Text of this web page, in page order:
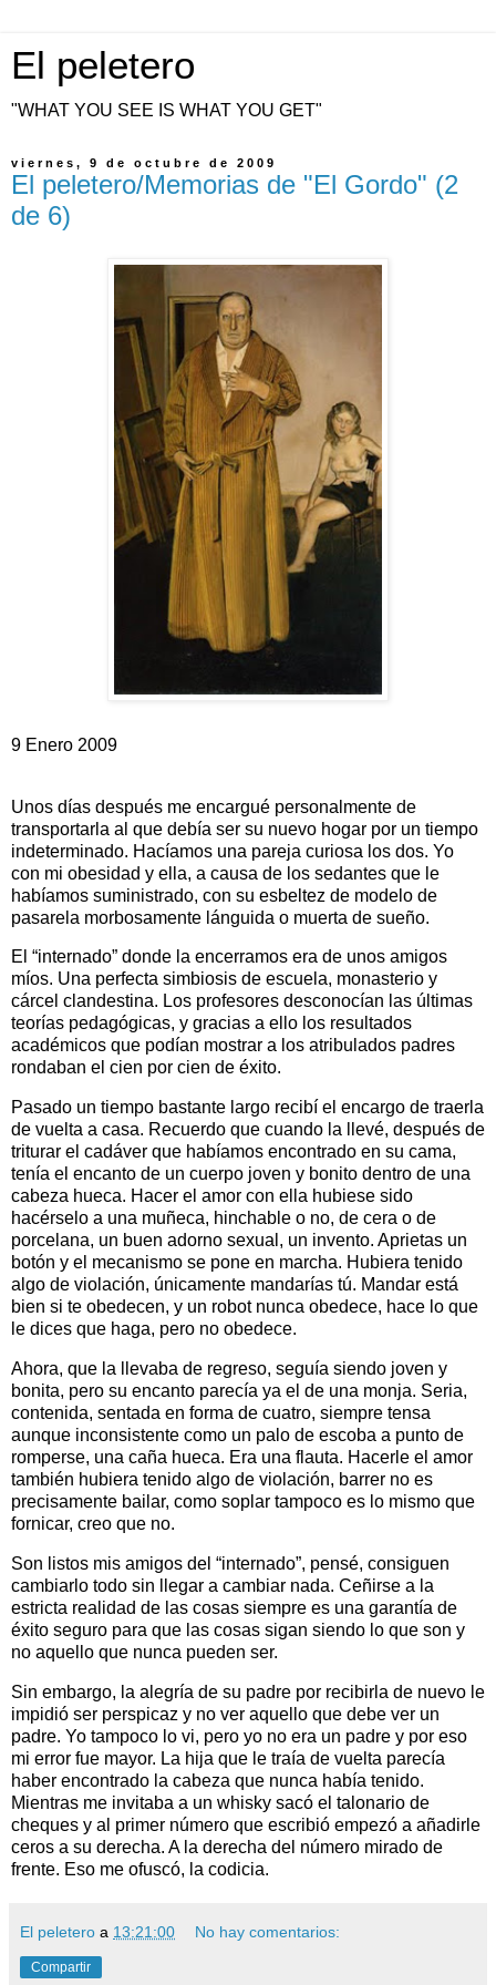
El peletero
"WHAT YOU SEE IS WHAT YOU GET"
viernes, 9 de octubre de 2009
El peletero/Memorias de "El Gordo" (2
de 6)
9 Enero 2009
Unos días después me encargué personalmente de
transportarla al que debía ser su nuevo hogar por un tiempo
indeterminado. Hacíamos una pareja curiosa los dos. Yo
con mi obesidad y ella, a causa de los sedantes que le
habíamos suministrado, con su esbeltez de modelo de
pasarela morbosamente lánguida o muerta de sueño.
El “internado” donde la encerramos era de unos amigos
míos. Una perfecta simbiosis de escuela, monasterio y
cárcel clandestina. Los profesores desconocían las últimas
teorías pedagógicas, y gracias a ello los resultados
académicos que podían mostrar a los atribulados padres
rondaban el cien por cien de éxito.
Pasado un tiempo bastante largo recibí el encargo de traerla
de vuelta a casa. Recuerdo que cuando la llevé, después de
triturar el cadáver que habíamos encontrado en su cama,
tenía el encanto de un cuerpo joven y bonito dentro de una
cabeza hueca. Hacer el amor con ella hubiese sido
hacérselo a una muñeca, hinchable o no, de cera o de
porcelana, un buen adorno sexual, un invento. Aprietas un
botón y el mecanismo se pone en marcha. Hubiera tenido
algo de violación, únicamente mandarías tú. Mandar está
bien si te obedecen, y un robot nunca obedece, hace lo que
le dices que haga, pero no obedece.
Ahora, que la llevaba de regreso, seguía siendo joven y
bonita, pero su encanto parecía ya el de una monja. Seria,
contenida, sentada en forma de cuatro, siempre tensa
aunque inconsistente como un palo de escoba a punto de
romperse, una caña hueca. Era una flauta. Hacerle el amor
también hubiera tenido algo de violación, barrer no es
precisamente bailar, como soplar tampoco es lo mismo que
fornicar, creo que no.
Son listos mis amigos del “internado”, pensé, consiguen
cambiarlo todo sin llegar a cambiar nada. Ceñirse a la
estricta realidad de las cosas siempre es una garantía de
éxito seguro para que las cosas sigan siendo lo que son y
no aquello que nunca pueden ser.
Sin embargo, la alegría de su padre por recibirla de nuevo le
impidió ser perspicaz y no ver aquello que debe ver un
padre. Yo tampoco lo vi, pero yo no era un padre y por eso
mi error fue mayor. La hija que le traía de vuelta parecía
haber encontrado la cabeza que nunca había tenido.
Mientras me invitaba a un whisky sacó el talonario de
cheques y al primer número que escribió empezó a añadirle
ceros a su derecha. A la derecha del número mirado de
frente. Eso me ofuscó, la codicia.
El peletero a 13:21:00 No hay comentarios:
Compartir